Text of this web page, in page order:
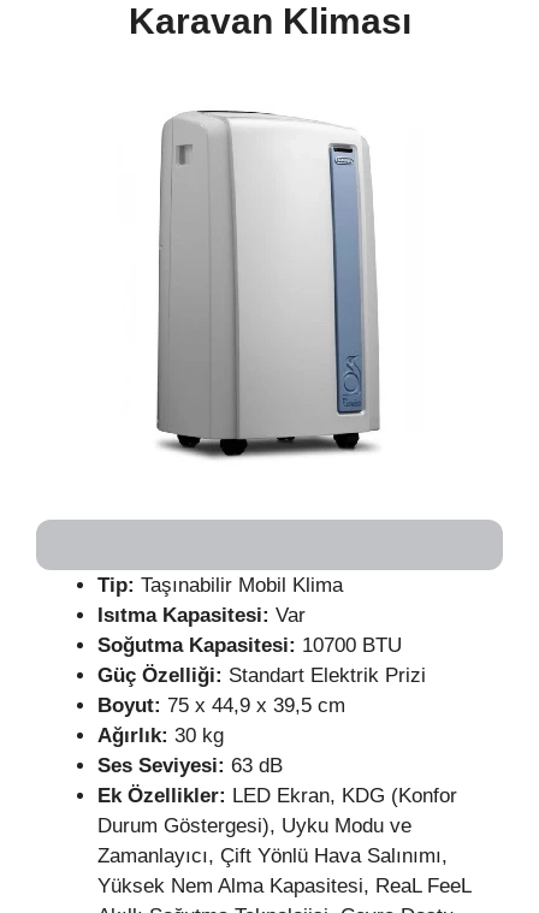
Karavan Kliması
Tip: Taşınabilir Mobil Klima
Isıtma Kapasitesi: Var
Soğutma Kapasitesi: 10700 BTU
Güç Özelliği: Standart Elektrik Prizi
Boyut: 75 x 44,9 x 39,5 cm
Ağırlık: 30 kg
Ses Seviyesi: 63 dB
Ek Özellikler: LED Ekran, KDG (Konfor
Durum Göstergesi), Uyku Modu ve
Zamanlayıcı, Çift Yönlü Hava Salınımı,
Yüksek Nem Alma Kapasitesi, ReaL FeeL